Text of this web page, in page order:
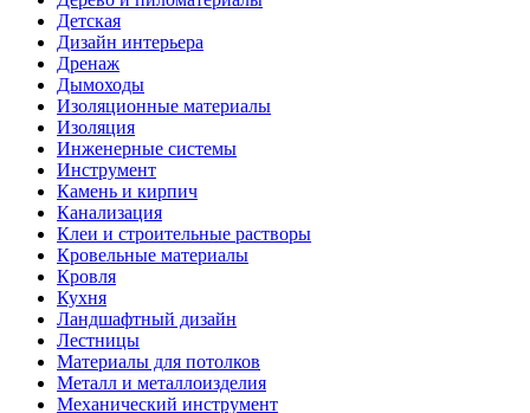
Детская
Дизайн интерьера
Дренаж
Дымоходы
Изоляционные материалы
Изоляция
Инженерные системы
Инструмент
Камень и кирпич
Канализация
Клеи и строительные растворы
Кровельные материалы
Кровля
Кухня
Ландшафтный дизайн
Лестницы
Материалы для потолков
Металл и металлоизделия
Механический инструмент